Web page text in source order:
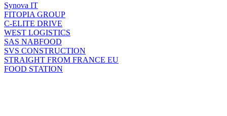
Synova IT
FITOPIA GROUP
C-ELITE DRIVE
WEST LOGISTICS
SAS NABFOOD
SVS CONSTRUCTION
STRAIGHT FROM FRANCE EU
FOOD STATION